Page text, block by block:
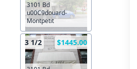
3101 Bd
u00C9douard-
Montpetit
3 1/2 $1445.00